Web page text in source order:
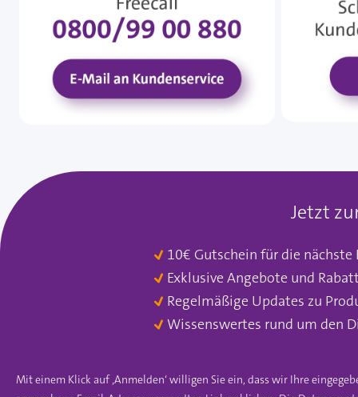
Jetzt
10€ Gutschein für die
Exklusive Angebote und
Regelmäßige Updates zu
Wissenswertes rund um den
Mit einem Klick auf ‚Anmelden‘ willigen Sie ein, dass wir Ihre